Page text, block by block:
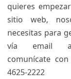
quieres
sitio web,
necesitas para
vía email a
comunícate
4625-2222